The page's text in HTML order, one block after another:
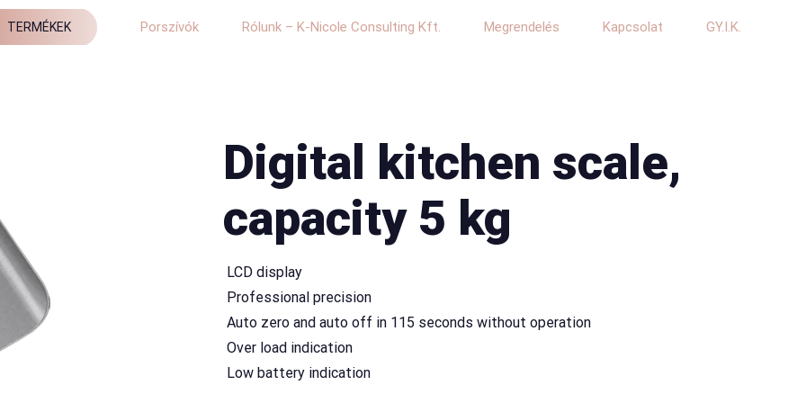
TERMÉKEK Porszívók Rólunk – K-Nicole Consulting Kft. Megrendelés Kapcsolat GY.I.K.
Digital kitchen scale,
capacity 5 kg
 LCD display
 Professional precision
 Auto zero and auto off in 115 seconds without operation
 Over load indication
 Low battery indication